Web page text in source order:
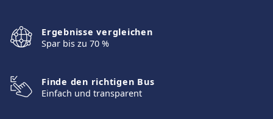
Ergebnisse vergleichen
Spar bis zu 70 %
Finde den richtigen Bus
Einfach und transparent